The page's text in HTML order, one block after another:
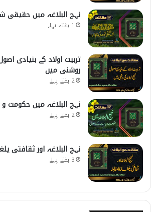
نہج البلاغہ میں
1 ہفتہ پہلے
تربیت اولاد کے بنیادی
روشنی میں
2 ہفتے پہلے
نہج البلاغہ میں حکومت
2 ہفتے پہلے
نہج البلاغہ اور ثقافتی
3 ہفتے پہلے